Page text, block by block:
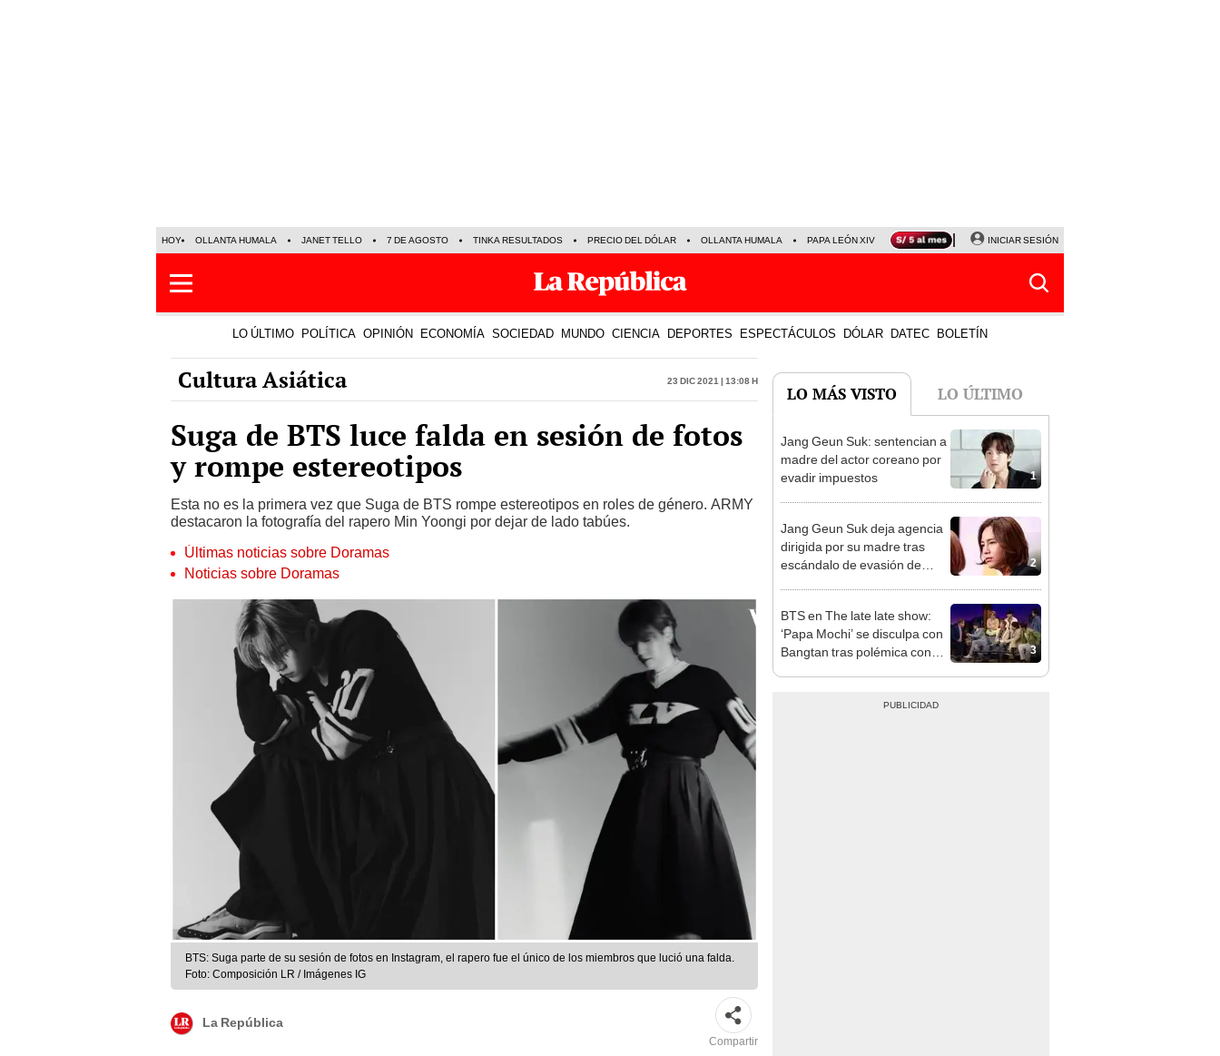
HOY OLLANTA HUMALA JANET TELLO 7 DE AGOSTO TINKA RESULTADOS PRECIO DEL DÓLAR OLLANTA HUMALA PAPA LEÓN XIV NALDY SALDAÑA LA BELLA LUZ
INICIAR SESIÓN
LO ÚLTIMO POLÍTICA OPINIÓN ECONOMÍA SOCIEDAD MUNDO CIENCIA DEPORTES ESPECTÁCULOS DÓLAR DATEC BOLETÍN
Cultura Asiática 23 Dic 2021 | 13:08 h
Suga de BTS luce falda en sesión de fotos
y rompe estereotipos
Esta no es la primera vez que Suga de BTS rompe estereotipos en roles de género. ARMY
destacaron la fotografía del rapero Min Yoongi por dejar de lado tabúes.
Últimas noticias sobre Doramas
Noticias sobre Doramas
BTS: Suga parte de su sesión de fotos en Instagram, el rapero fue el único de los miembros que lució una falda.
Foto: Composición LR / Imágenes IG
La República
Compartir
LO MÁS VISTO LO ÚLTIMO
1
Jang Geun Suk: sentencian a
madre del actor coreano por
evadir impuestos
2
Jang Geun Suk deja agencia
dirigida por su madre tras
escándalo de evasión de
3
BTS en The late late show:
‘Papa Mochi’ se disculpa con
Bangtan tras polémica con